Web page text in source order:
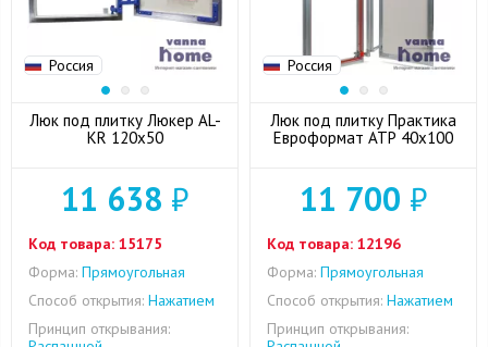
Россия
Люк под плитку Люкер AL-
KR 120x50
11 638 ₽
Код товара: 15175
Форма: Прямоугольная
Способ открытия: Нажатием
Принцип открывания:
Россия
Люк под плитку Практика
Евроформат АТР 40x100
11 700 ₽
Код товара: 12196
Форма: Прямоугольная
Способ открытия: Нажатием
Принцип открывания: